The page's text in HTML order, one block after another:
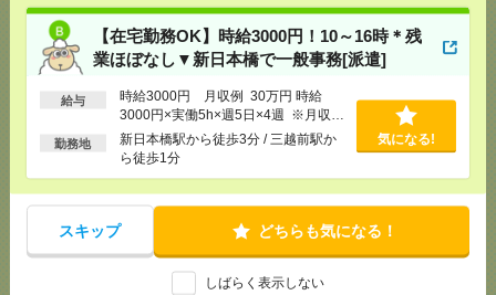
【在宅勤務OK】時給3000円！10～16時＊残
業ほぼなし▼新日本橋で一般事務[派遣]
給与
時給3000円 月収例 30万円 時給
3000円×実働5h×週5日×4週 ※月収例
を保証するものではありません。※給
与即受取りサービス利用可（利用条件
勤務地
新日本橋駅から徒歩3分 / 三越前駅か
ら徒歩1分
気になる!
スキップ どちらも気になる！
しばらく表示しない
[交通費]1ヶ月3万円を上限として実費支給
[月収例]
30万円～
[勤務地]
新日本橋駅から徒歩3分/三越前駅から徒
歩1分
気になる！
時給1900円＊9-16時の時短勤務！船外機メーカーで
給与データ入力など[派遣]
[給 与]時給1900円＋交 【月収例】228,000円
～ ■給与の前払いが可能な速払いサービスあり
[交通費]交通費支給あり
[月収例]20～25万円
志村坂上駅から徒歩3分/赤羽駅からバス
気になる！